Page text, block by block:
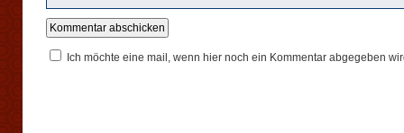
Ich möchte eine mail, wenn hier noch ein Kommentar abgegeben